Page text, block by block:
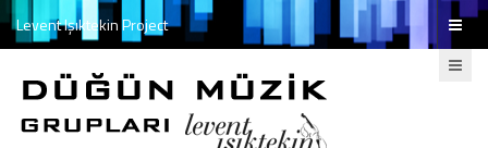
Levent Işıktekin Project